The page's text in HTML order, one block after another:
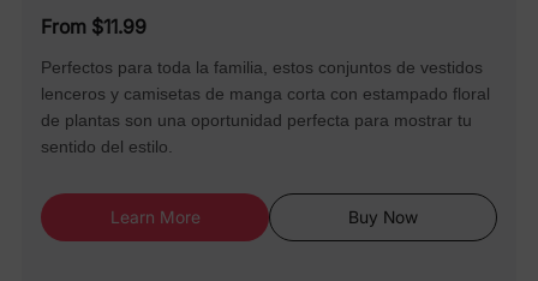
From $11.99
Perfectos para toda la familia, estos conjuntos de vestidos
lenceros y camisetas de manga corta con estampado floral
de plantas son una oportunidad perfecta para mostrar tu
sentido del estilo.
Learn More Buy Now